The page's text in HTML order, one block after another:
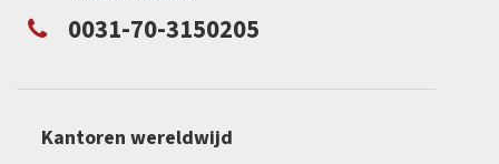
0031-70-3150205
Kantoren wereldwijd